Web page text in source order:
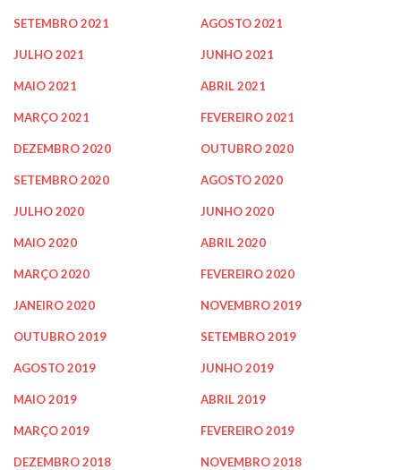
SETEMBRO 2021 AGOSTO 2021
JULHO 2021 JUNHO 2021
MAIO 2021 ABRIL 2021
MARÇO 2021 FEVEREIRO 2021
DEZEMBRO 2020 OUTUBRO 2020
SETEMBRO 2020 AGOSTO 2020
JULHO 2020 JUNHO 2020
MAIO 2020 ABRIL 2020
MARÇO 2020 FEVEREIRO 2020
JANEIRO 2020 NOVEMBRO 2019
OUTUBRO 2019 SETEMBRO 2019
AGOSTO 2019 JUNHO 2019
MAIO 2019 ABRIL 2019
MARÇO 2019 FEVEREIRO 2019
DEZEMBRO 2018 NOVEMBRO 2018